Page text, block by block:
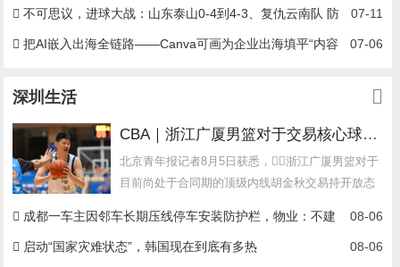
07-11
不可思议，进球大战：山东泰山0-4到4-3、复仇云南队 防
守太差了 07-06
把AI嵌入出海全链路——Canva可画为企业出海填平“内容
深圳生活
CBA｜浙江广厦男篮对于交易核心球员胡金秋持开放态度
北京青年报记者8月5日获悉，浙江广厦男篮对于
目前尚处于合同期的顶级内线胡金秋交易持开放态
08-06
成都一车主因邻车长期压线停车安装防护栏，物业：不建
议装护栏，也会影响自身停车 08-06
启动“国家灾难状态”，韩国现在到底有多热